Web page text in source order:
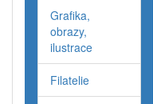
Grafika,
obrazy,
ilustrace
Filatelie